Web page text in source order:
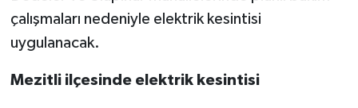
çalışmaları nedeniyle elektrik kesintisi
uygulanacak.
Mezitli ilçesinde elektrik kesintisi